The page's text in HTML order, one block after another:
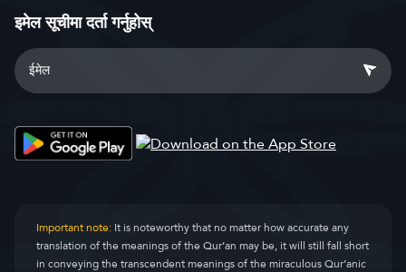
इमेल सूचीमा दर्ता गर्नुहोस्
Important note:It is noteworthy that no matter how accurate any
translation of the meanings of the Qur’an may be, it will still fall short
in conveying the transcendent meanings of the miraculous Qur’anic